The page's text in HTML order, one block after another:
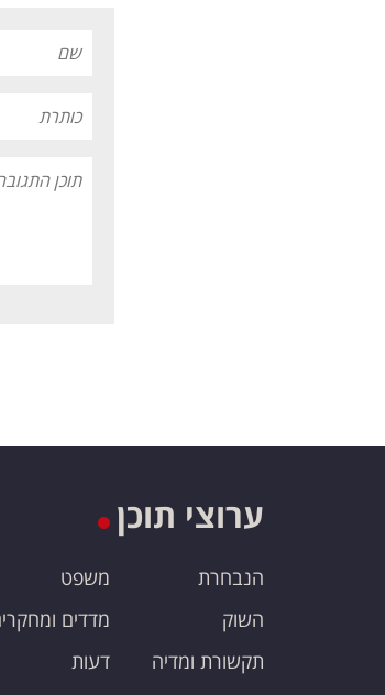
ערוצי תוכן
הנבחרת
השוק
תקשורת ומדיה
משפט
מדדים
דעות